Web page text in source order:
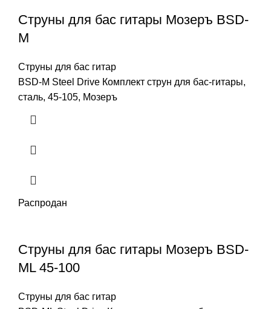
Струны для бас гитары Мозеръ BSD-
M
Струны для бас гитар
BSD-M Steel Drive Комплект струн для бас-гитары,
сталь, 45-105, Мозеръ
Распродан
Струны для бас гитары Мозеръ BSD-
ML 45-100
Струны для бас гитар